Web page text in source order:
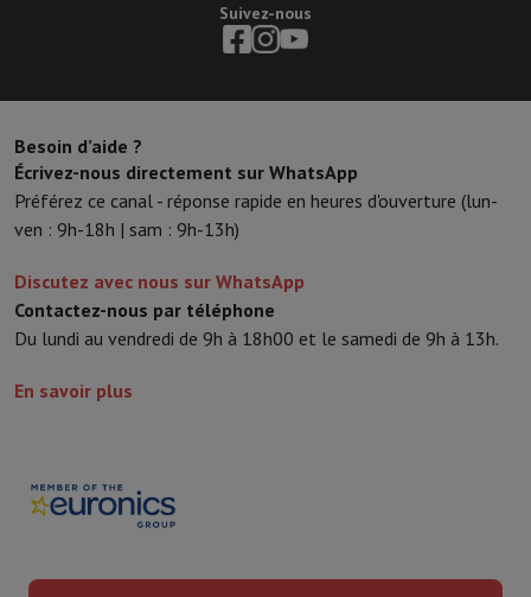
Suivez-nous
Besoin d’aide ?
Écrivez-nous directement sur WhatsApp
Préférez ce canal - réponse rapide en heures d'ouverture (lun-
ven : 9h-18h | sam : 9h-13h)
Discutez avec nous sur WhatsApp
Contactez-nous par téléphone
Du lundi au vendredi de 9h à 18h00 et le samedi de 9h à 13h.
En savoir plus